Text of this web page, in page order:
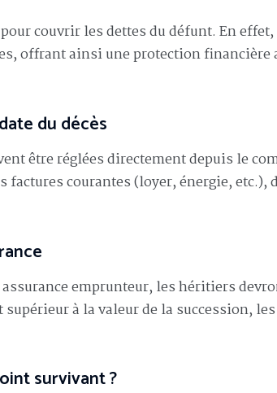
couvrir les dettes du défunt. En effet,
offrant ainsi une protection financière
du décès
être réglées directement depuis le
courantes (loyer, énergie, etc.),
emprunteur, les héritiers
à la valeur de la succession, les
survivant ?